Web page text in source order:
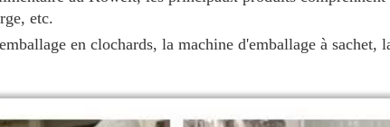
etc.
en clochards, la machine d'emballage à